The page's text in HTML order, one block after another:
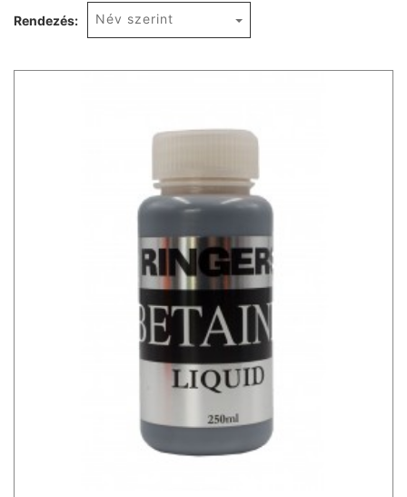
Rendezés: Név szerint